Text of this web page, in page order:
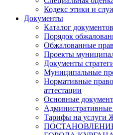
Кодекс этики и
Документы
Каталог документов
Порядок
Обжалованные
Проекты
Документы
Муниципальные
Нормативные
аттестации
Основные
Административные
Тарифы на услуги